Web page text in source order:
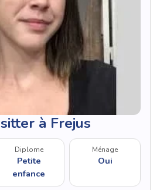
à Frejus
Diplome
Petite
enfance
Ménage
Oui